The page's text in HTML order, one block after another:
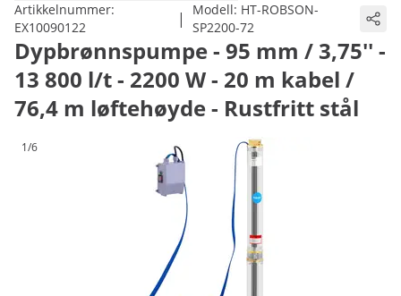
Artikkelnummer:
EX10090122
| Modell: HT-ROBSON-
SP2200-72
Dypbrønnspumpe - 95 mm / 3,75'' -
13 800 l/t - 2200 W - 20 m kabel /
76,4 m løftehøyde - Rustfritt stål
1/6